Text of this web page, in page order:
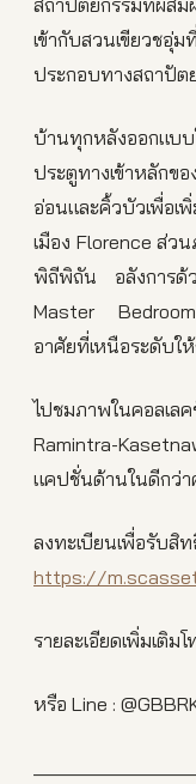
เข้ากับสวนเขียวช
ประกอบทางสถาปัต
บ้านทุกหลังออกแบ
ประตูทางเข้าหลักข
อ่อนและคิ้วบัวเพื่อเ
เมือง Florence ส่ว
พิถีพิถัน อลังการด้
Master
อาศัยที่เหนือระดับใ
ไปชมภาพในคอล
Ramintra-
แคปชั่นด้านในดีกว่า
ลงทะเบียน
https://
รายละเอียดเพิ่มเติม
หรือ Line :